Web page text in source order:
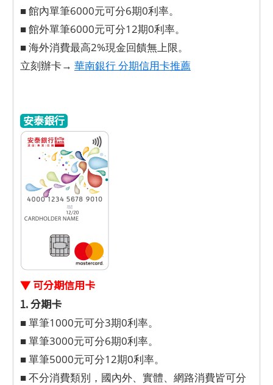
■ 館內單筆6000元可分6期0利率。
■ 館外單筆6000元可分12期0利率。
■ 海外消費最高2%現金回饋無上限。
立刻辦卡→ 華南銀行 分期信用卡推薦
安泰銀行
▼ 可分期信用卡
1. 分期卡
■ 單筆1000元可分3期0利率。
■ 單筆3000元可分6期0利率。
■ 單筆5000元可分12期0利率。
■ 不分消費類別，國內外、實體、網路消費皆可分